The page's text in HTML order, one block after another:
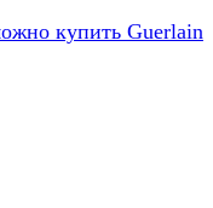
купить Guerlain